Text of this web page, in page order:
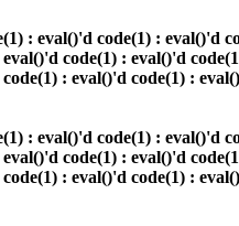
: eval()'d code(1) : eval()'d
code(1) : eval()'d
: eval()'d code(1) :
: eval()'d code(1) : eval()'d
code(1) : eval()'d
: eval()'d code(1) :